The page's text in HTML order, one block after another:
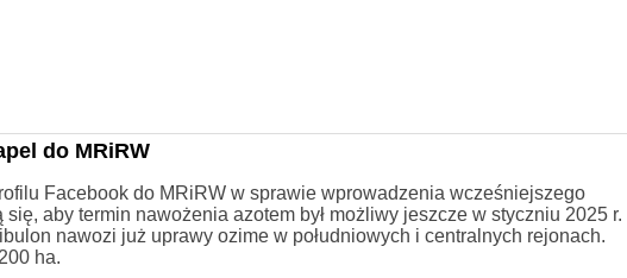
do MRiRW
Facebook do MRiRW w sprawie wprowadzenia wcześniejszego
aby termin nawożenia azotem był możliwy jeszcze w styczniu 2025 r.
nawozi już uprawy ozime w południowych i centralnych rejonach.
ha.